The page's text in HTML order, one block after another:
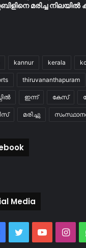
മരിച്ച നിലയിൽ
kannur kerala
thiruvananthapuram
ഇന്ന് കേസ്
മരിച്ചു
Media
Facebook
TwitterYouTube